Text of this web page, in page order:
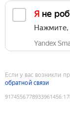
Я не
Нажмите,
Yandex
Если у вас возникли
обратной связи
9174556778933961456: